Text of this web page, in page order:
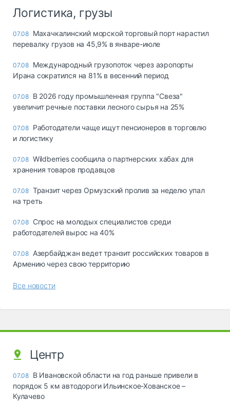
Логистика, грузы
07.08 Махачкалинский морской торговый порт нарастил
перевалку грузов на 45,9% в январе-июле
07.08 Международный грузопоток через аэропорты
Ирана сократился на 81% в весенний период
07.08 В 2026 году промышленная группа "Свеза"
увеличит речные поставки лесного сырья на 25%
07.08 Работодатели чаще ищут пенсионеров в торговлю
и логистику
07.08 Wildberries сообщила о партнерских хабах для
хранения товаров продавцов
07.08 Транзит через Ормузский пролив за неделю упал
на треть
07.08 Спрос на молодых специалистов среди
работодателей вырос на 40%
07.08 Азербайджан ведет транзит российских товаров в
Армению через свою территорию
Все новости
Центр
07.08 В Ивановской области на год раньше привели в
порядок 5 км автодороги Ильинское-Хованское –
Кулачево